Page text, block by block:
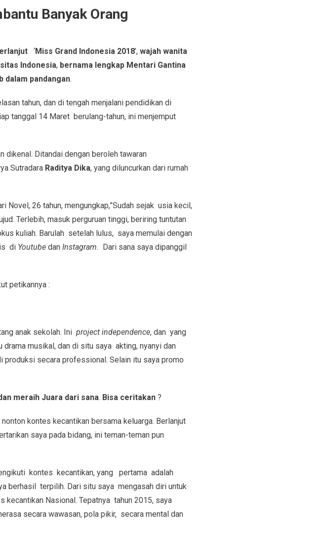
Banyak Orang
‘Miss Grand Indonesia 2018’, wajah wanita
Indonesia, bernama lengkap Mentari Gantina
dalam pandangan.
tahun, dan di tengah menjalani pendidikan di
tanggal 14 Maret berulang-tahun, ini menjemput
dikenal. Ditandai dengan beroleh tawaran
Sutradara Raditya Dika, yang diluncurkan dari rumah
Novel, 26 tahun, mengungkap,”Sudah sejak usia kecil,
Terlebih, masuk perguruan tinggi, beriring tuntutan
kuliah. Barulah setelah lulus, saya memulai dengan
di YoutubedanInstagram. Dari sana saya dipanggil
petikannya :
anak sekolah. Ini project independence, dan yang
musikal, dan di situ saya akting, nyanyi dan
produksi secara professional. Selain itu saya promo
meraih Juara dari sana. Bisa ceritakan ?
kontes kecantikan bersama keluarga. Berlanjut
saya pada bidang, ini teman-teman pun
kontes kecantikan, yang pertama adalah
berhasil terpilih. Dari situ saya mengasah diri untuk
kecantikan Nasional. Tepatnya tahun 2015, saya
secara wawasan, pola pikir, secara mental dan